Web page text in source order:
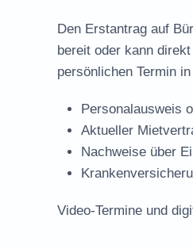
Den Erstantrag auf
bereit oder kann
persönlichen Termin
Personalausweis
Aktueller
Nachweise über
Video-Termine und